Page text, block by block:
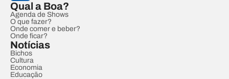
Qual a Boa?
Agenda de Shows
O que fazer?
Onde comer e beber?
Onde ficar?
Notícias
Bichos
Cultura
Economia
Educação